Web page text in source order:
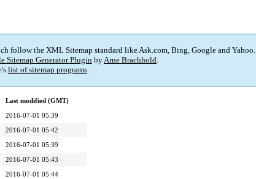
follow the XML Sitemap standard like Ask.com, Bing, Google and Yahoo.
Sitemap Generator Plugin byArne Brachhold.
list of sitemap programs.
Last modified (GMT)
2016-07-01 05:39
2016-07-01 05:42
2016-07-01 05:39
2016-07-01 05:43
2016-07-01 05:44